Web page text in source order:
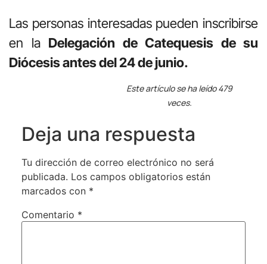
Las personas interesadas pueden inscribirse
en la Delegación de Catequesis de su
Diócesis antes del 24 de junio.
Este artículo se ha leído 479
veces.
Deja una respuesta
Tu dirección de correo electrónico no será
publicada. Los campos obligatorios están
marcados con *
Comentario *